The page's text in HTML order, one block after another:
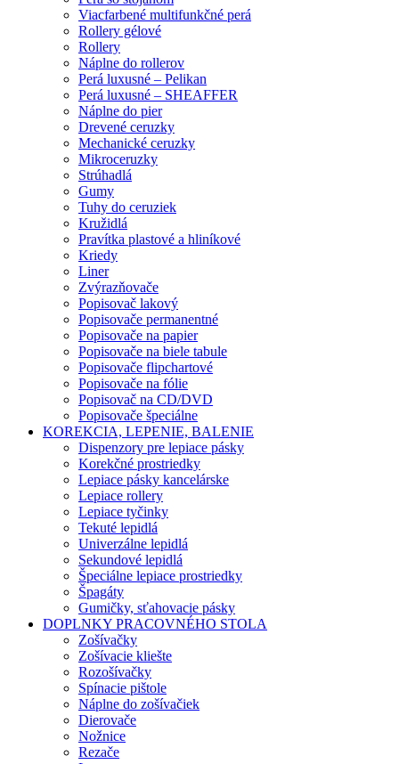
Viacfarbené multifunkčné perá
Rollery gélové
Rollery
Náplne do rollerov
Perá luxusné – Pelikan
Perá luxusné – SHEAFFER
Náplne do pier
Drevené ceruzky
Mechanické ceruzky
Mikroceruzky
Strúhadlá
Gumy
Tuhy do ceruziek
Kružidlá
Pravítka plastové a hliníkové
Kriedy
Liner
Zvýrazňovače
Popisovač lakový
Popisovače permanentné
Popisovače na papier
Popisovače na biele tabule
Popisovače flipchartové
Popisovače na fólie
Popisovač na CD/DVD
Popisovače špeciálne
KOREKCIA, LEPENIE, BALENIE
Dispenzory pre lepiace pásky
Korekčné prostriedky
Lepiace pásky kancelárske
Lepiace rollery
Lepiace tyčinky
Tekuté lepidlá
Univerzálne lepidlá
Sekundové lepidlá
Špeciálne lepiace prostriedky
Špagáty
Gumičky, sťahovacie pásky
DOPLNKY PRACOVNÉHO STOLA
Zošívačky
Zošívacie kliešte
Rozošívačky
Spínacie pištole
Náplne do zošívačiek
Dierovače
Nožnice
Rezače